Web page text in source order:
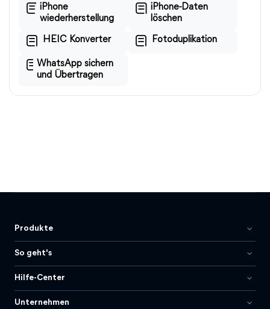
iPhone
wiederherstellung
iPhone-Daten
löschen
HEIC Konverter Fotoduplikation
WhatsApp sichern
und Übertragen
Produkte
So geht's
Hilfe-Center
Unternehmen